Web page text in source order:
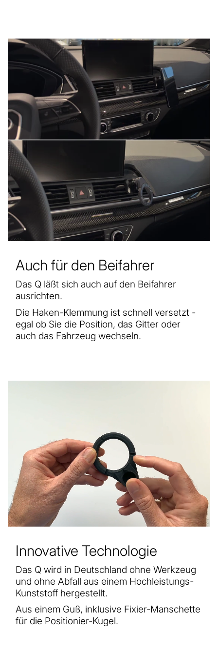
Auch für den Beifahrer
Das Q läßt sich auch auf den Beifahrer
ausrichten.
Die Haken-Klemmung ist schnell versetzt -
egal ob Sie die Position, das Gitter oder
auch das Fahrzeug wechseln.
Innovative Technologie
Das Q wird in Deutschland ohne Werkzeug
und ohne Abfall aus einem Hochleistungs-
Kunststoff hergestellt.
Aus einem Guß, inklusive Fixier-Manschette
für die Positionier-Kugel.